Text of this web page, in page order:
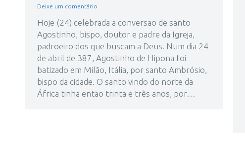
Deixe um comentário
Hoje (24) celebrada a conversão de santo
Agostinho, bispo, doutor e padre da Igreja,
padroeiro dos que buscam a Deus. Num dia 24
de abril de 387, Agostinho de Hipona foi
batizado em Milão, Itália, por santo Ambrósio,
bispo da cidade. O santo vindo do norte da
África tinha então trinta e três anos, por…